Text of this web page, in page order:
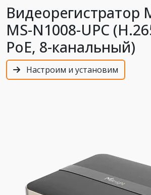
Видеорегистратор
MS-N1008-UPC
PoE, 8-канальный)
Настроим и установим